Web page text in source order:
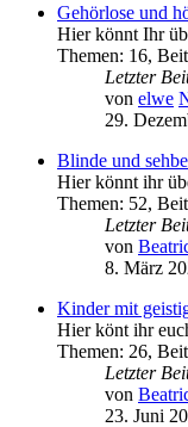
Gehörlose und
Hier könnt Ihr
Themen: 16,
Letzter
von elwe
29.
Blinde und
Hier könnt ihr
Themen: 52,
Letzter
von
8. März
Kinder mit
Hier könt ihr
Themen: 26,
Letzter
von
23. Juni